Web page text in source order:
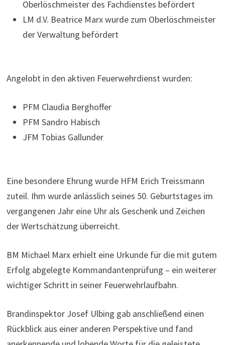
Oberlöschmeister des Fachdienstes befördert
LM d.V. Beatrice Marx wurde zum Oberlöschmeister
der Verwaltung befördert
Angelobt in den aktiven Feuerwehrdienst wurden:
PFM Claudia Berghoffer
PFM Sandro Habisch
JFM Tobias Gallunder
Eine besondere Ehrung wurde HFM Erich Treissmann
zuteil. Ihm wurde anlässlich seines 50. Geburtstages im
vergangenen Jahr eine Uhr als Geschenk und Zeichen
der Wertschätzung überreicht.
BM Michael Marx erhielt eine Urkunde für die mit gutem
Erfolg abgelegte Kommandantenprüfung – ein weiterer
wichtiger Schritt in seiner Feuerwehrlaufbahn.
Brandinspektor Josef Ulbing gab anschließend einen
Rückblick aus einer anderen Perspektive und fand